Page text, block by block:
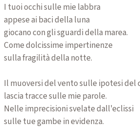
I tuoi occhi sulle mie labbra
appese ai baci della luna
giocano con gli sguardi della marea.
Come dolcissime impertinenze
sulla fragilità della notte.
Il muoversi del vento sulle ipotesi del
lascia tracce sulle mie parole.
Nelle imprecisioni svelate dall'eclissi
sulle tue gambe in evidenza.